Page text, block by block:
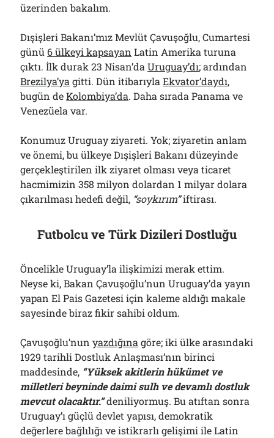
üzerinden bakalım.
Dışişleri Bakanı’mız Mevlüt Çavuşoğlu, Cumartesi
günü 6 ülkeyi kapsayan Latin Amerika turuna
çıktı. İlk durak 23 Nisan’daUruguay’dı; ardından
Brezilya’ya gitti. Dün itibarıylaEkvator’daydı,
bugün deKolombiya’da. Daha sırada Panama ve
Venezüela var.
Konumuz Uruguay ziyareti. Yok; ziyaretin anlam
ve önemi, bu ülkeye Dışişleri Bakanı düzeyinde
gerçekleştirilen ilk ziyaret olması veya ticaret
hacmimizin 358 milyon dolardan 1 milyar dolara
çıkarılması hedefi değil, “soykırım”iftirası.
Futbolcu ve Türk Dizileri Dostluğu
Öncelikle Uruguay’la ilişkimizi merak ettim.
Neyse ki, Bakan Çavuşoğlu’nun Uruguay’da yayın
yapan El Pais Gazetesi için kaleme aldığı makale
sayesinde biraz fikir sahibi oldum.
Çavuşoğlu’nunyazdığına göre; iki ülke arasındaki
1929 tarihli Dostluk Anlaşması’nın birinci
maddesinde, “Yüksek akitlerin hükümet ve
milletleri beyninde daimi sulh ve devamlı dostluk
mevcut olacaktır.”deniliyormuş. Bu atıftan sonra
Uruguay’ı güçlü devlet yapısı, demokratik
değerlere bağlılığı ve istikrarlı gelişimi ile Latin